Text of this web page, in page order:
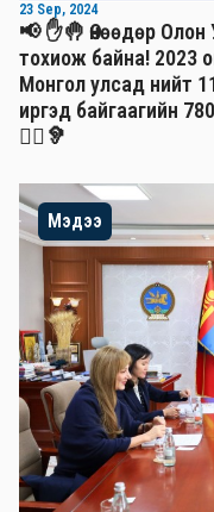
23 Sep, 2024
📢 ✋🤚 Өнөөдөр
тохиож байна! 2023
Монгол улсад нийт
иргэд байгаагийн
🧏‍♂️🦻
Мэдээ